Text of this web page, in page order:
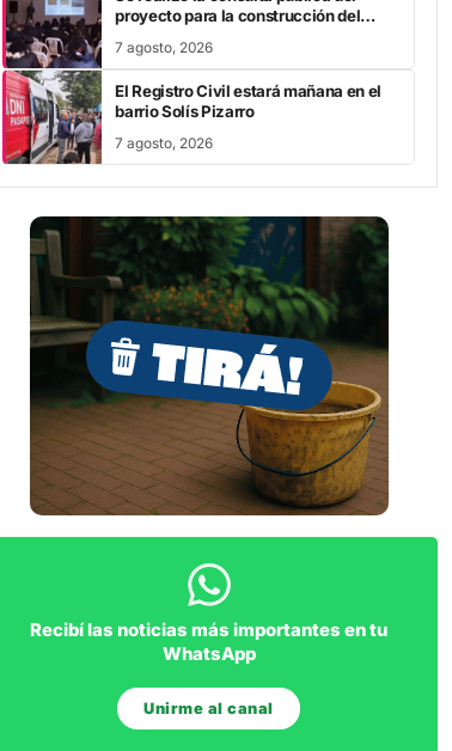
Centro de Capacitación de San
7 agosto, 2026
El Registro Civil estará mañana en el
barrio Solís Pizarro
7 agosto, 2026
Recibí las noticias más importantes en tu
WhatsApp
Unirme al canal